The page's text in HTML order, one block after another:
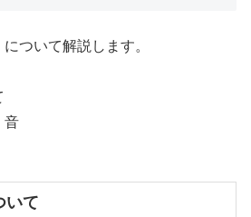
について解説します。
音
いて